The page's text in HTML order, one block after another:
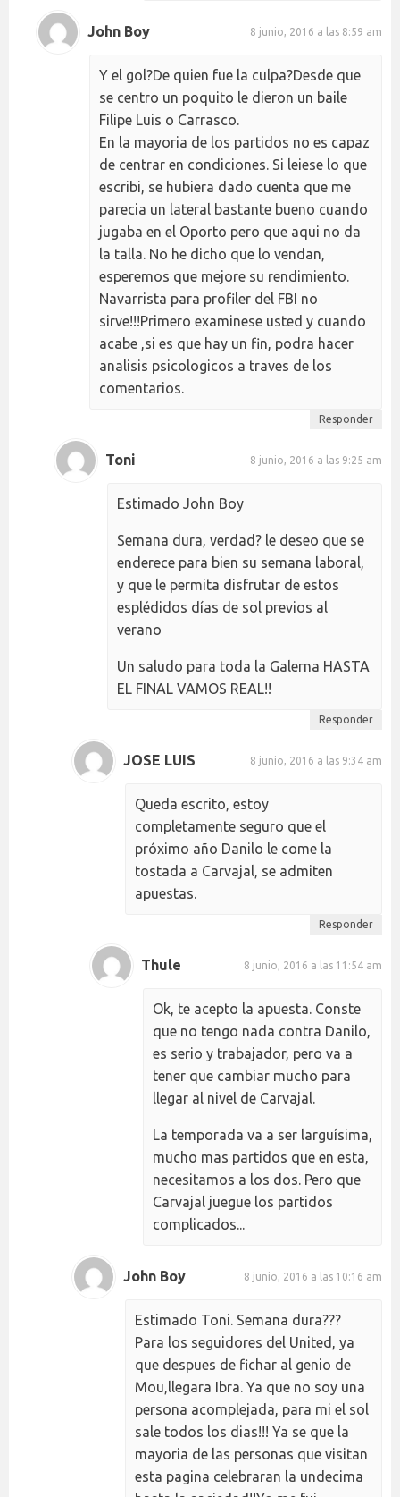
John Boy 8 junio, 2016 a las 8:59 am
Y el gol?De quien fue la culpa?Desde que
se centro un poquito le dieron un baile
Filipe Luis o Carrasco.
En la mayoria de los partidos no es capaz
de centrar en condiciones. Si leiese lo que
escribi, se hubiera dado cuenta que me
parecia un lateral bastante bueno cuando
jugaba en el Oporto pero que aqui no da
la talla. No he dicho que lo vendan,
esperemos que mejore su rendimiento.
Navarrista para profiler del FBI no
sirve!!!Primero examinese usted y cuando
acabe ,si es que hay un fin, podra hacer
analisis psicologicos a traves de los
comentarios.
Responder
Toni 8 junio, 2016 a las 9:25 am
Estimado John Boy
Semana dura, verdad? le deseo que se
enderece para bien su semana laboral,
y que le permita disfrutar de estos
esplédidos días de sol previos al
verano
Un saludo para toda la Galerna HASTA
EL FINAL VAMOS REAL!!
Responder
JOSE LUIS 8 junio, 2016 a las 9:34 am
Queda escrito, estoy
completamente seguro que el
próximo año Danilo le come la
tostada a Carvajal, se admiten
apuestas.
Responder
Thule 8 junio, 2016 a las 11:54 am
Ok, te acepto la apuesta. Conste
que no tengo nada contra Danilo,
es serio y trabajador, pero va a
tener que cambiar mucho para
llegar al nivel de Carvajal.
La temporada va a ser larguísima,
mucho mas partidos que en esta,
necesitamos a los dos. Pero que
Carvajal juegue los partidos
complicados...
John Boy 8 junio, 2016 a las 10:16 am
Estimado Toni. Semana dura???
Para los seguidores del United, ya
que despues de fichar al genio de
Mou,llegara Ibra. Ya que no soy una
persona acomplejada, para mi el sol
sale todos los dias!!! Ya se que la
mayoria de las personas que visitan
esta pagina celebraran la undecima